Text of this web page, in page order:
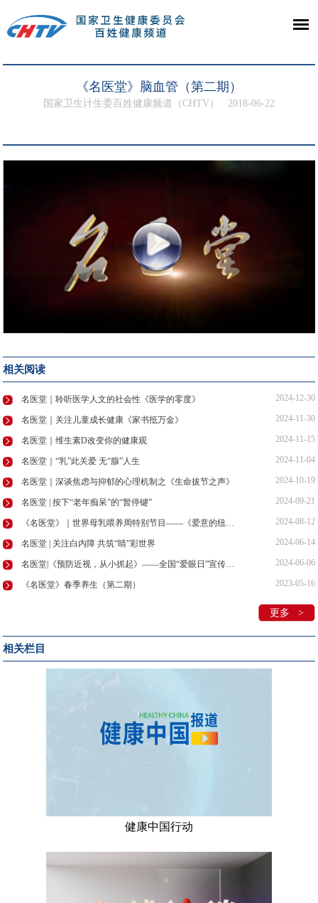
《名医堂》脑血管（第二期）
国家卫生计生委百姓健康频道（CHTV） 2018-06-22
相关阅读
名医堂｜聆听医学人文的社会性《医学的零度》 2024-12-30
名医堂｜关注儿童成长健康《家书抵万金》 2024-11-30
名医堂｜维生素D改变你的健康观 2024-11-15
名医堂｜“乳”此关爱 无“腺”人生 2024-11-04
名医堂｜深谈焦虑与抑郁的心理机制之《生命拔节之声》 2024-10-19
名医堂 | 按下“老年痴呆”的“暂停键” 2024-09-21
《名医堂》｜世界母乳喂养周特别节目——《爱意的纽带》 2024-08-12
名医堂 | 关注白内障 共筑“睛”彩世界 2024-06-14
名医堂|《预防近视，从小抓起》——全国“爱眼日”宣传教育周 2024-06-06
《名医堂》春季养生（第二期） 2023-05-16
更多 >
相关栏目
健康中国行动